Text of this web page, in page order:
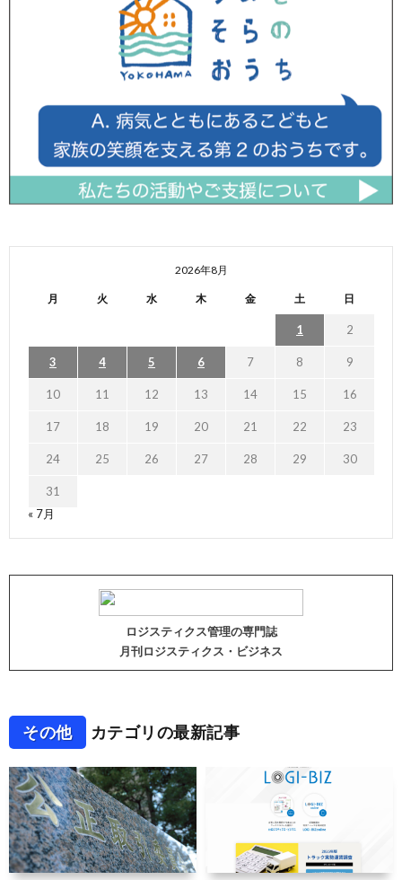
2026年8月
月 火 水 木 金 土 日
1 2
3 4 5 6 7 8 9
10 11 12 13 14 15 16
17 18 19 20 21 22 23
24 25 26 27 28 29 30
31
« 7月
ロジスティクス管理の専門誌
月刊ロジスティクス・ビジネス
その他 カテゴリの最新記事